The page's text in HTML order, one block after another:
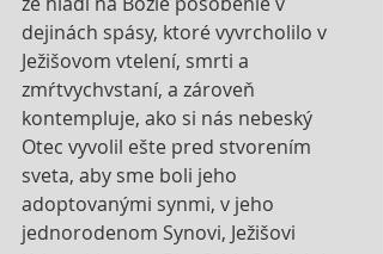
dejinách spásy, ktoré vyvrcholilo v
Ježišovom vtelení, smrti a
zmŕtvychvstaní, a zároveň
kontempluje, ako si nás nebeský
Otec vyvolil ešte pred stvorením
sveta, aby sme boli jeho
adoptovanými synmi, v jeho
jednorodenom Synovi, Ježišovi